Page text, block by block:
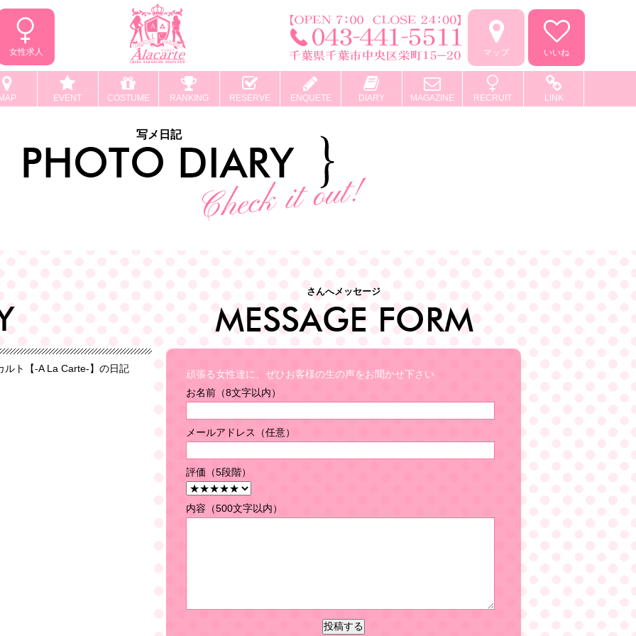
女性求人 マップ いいね
EVENT COSTUME RANKING RESERVE ENQUETE DIARY MAGAZINE RECRUIT LINK
写メ日記
さんへメッセージ
頑張る女性達に、ぜひお客様の生の声をお聞かせ下さい
お名前（8文字以内）
メールアドレス（任意）
評価（5段階）
内容（500文字以内）